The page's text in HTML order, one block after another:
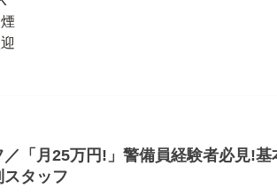
／「月25万円!」警備員経験者必見!基
タッフ